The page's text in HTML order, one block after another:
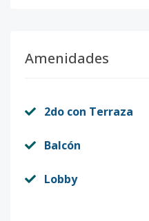
Código 3075-1
Amenidades
2do con Terraza
Balcón
Lobby